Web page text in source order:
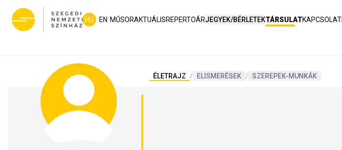
HU EN MŰSORAKTUÁLISREPERTOÁRJEGYEK/BÉRLETEKTÁRSULATKAPCSOLAT
ÉLETRAJZ / ELISMERÉSEK / SZEREPEK-MUNKÁK